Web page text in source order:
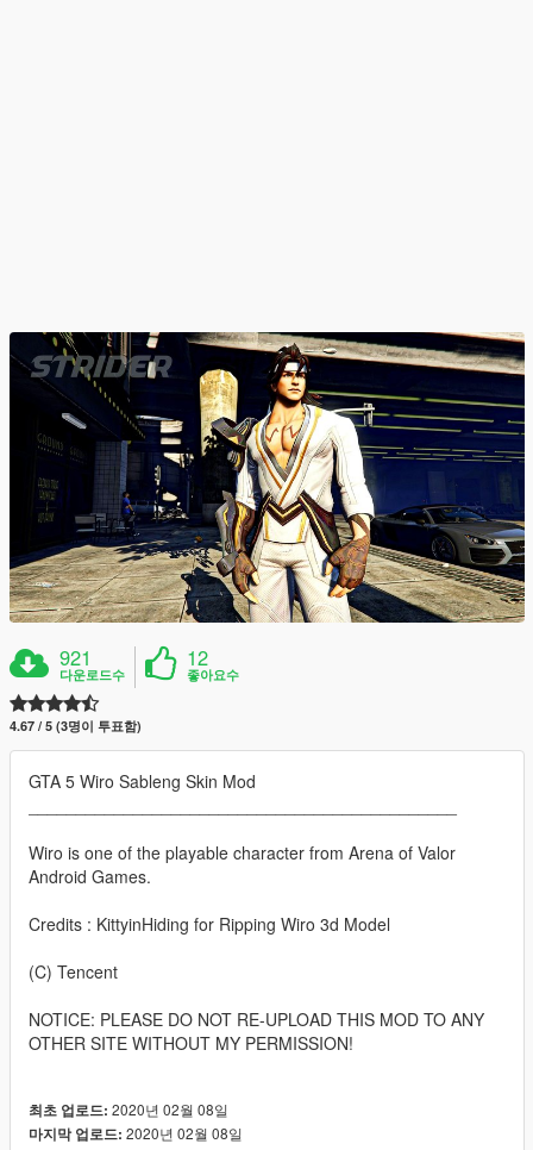
921
다운로드수
12
좋아요수
4.67 / 5 (3명이 투표함)
GTA 5 Wiro Sableng Skin Mod
Wiro is one of the playable character from Arena of Valor
Android Games.
Credits : KittyinHiding for Ripping Wiro 3d Model
(C) Tencent
NOTICE: PLEASE DO NOT RE-UPLOAD THIS MOD TO ANY
OTHER SITE WITHOUT MY PERMISSION!
최초 업로드: 2020년 02월 08일
마지막 업로드: 2020년 02월 08일